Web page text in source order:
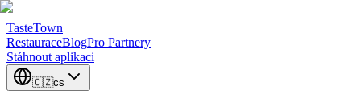
TasteTown
RestauraceBlogPro Partnery
Stáhnout aplikaci
🇨🇿cs